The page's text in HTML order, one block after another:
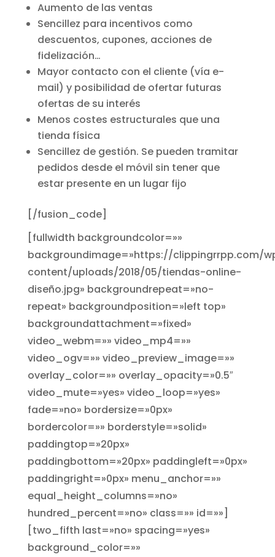
Aumento de las ventas
Sencillez para incentivos como
descuentos, cupones, acciones de
fidelización…
Mayor contacto con el cliente (vía e-
mail) y posibilidad de ofertar futuras
ofertas de su interés
Menos costes estructurales que una
tienda física
Sencillez de gestión. Se pueden tramitar
pedidos desde el móvil sin tener que
estar presente en un lugar fijo
[/fusion_code]
[fullwidth backgroundcolor=»»
backgroundimage=»https://clippingrrpp.com/
content/uploads/2018/05/tiendas-online-
diseño.jpg» backgroundrepeat=»no-
repeat» backgroundposition=»left top»
backgroundattachment=»fixed»
video_webm=»» video_mp4=»»
video_ogv=»» video_preview_image=»»
overlay_color=»» overlay_opacity=»0.5″
video_mute=»yes» video_loop=»yes»
fade=»no» bordersize=»0px»
bordercolor=»» borderstyle=»solid»
paddingtop=»20px»
paddingbottom=»20px» paddingleft=»0px»
paddingright=»0px» menu_anchor=»»
equal_height_columns=»no»
hundred_percent=»no» class=»» id=»»]
[two_fifth last=»no» spacing=»yes»
background_color=»»